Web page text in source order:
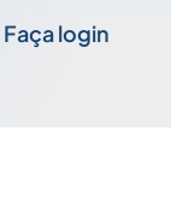
Faça login